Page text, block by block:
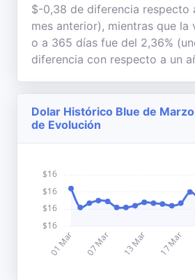
$-0,38 de diferencia respecto
mes anterior), mientras que la
o a 365 días fue del 2,36%
diferencia con respecto a un
Dolar Histórico Blue de
de Evolución